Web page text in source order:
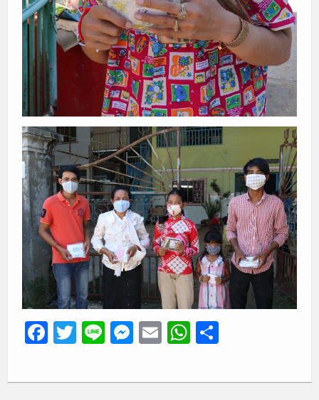
F
c
T
tt
Li
e
M
ss
E
ail
W
at